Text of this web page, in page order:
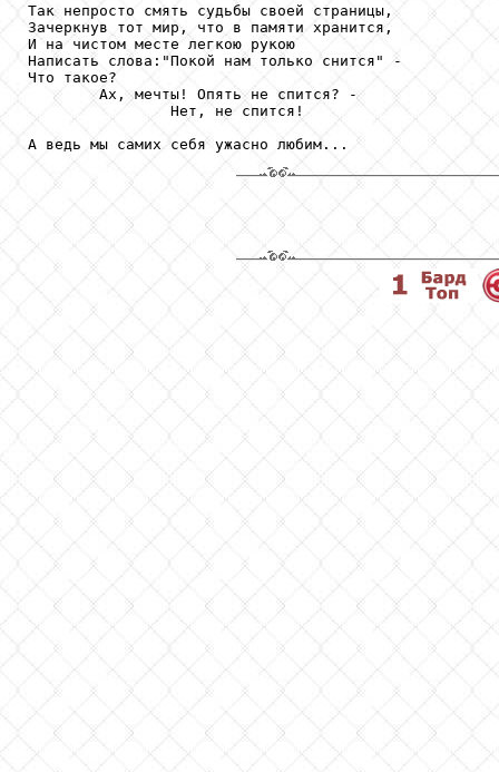
Так непросто смять судьбы своей страницы,
Зачеркнув тот мир, что в памяти хранится,
И на чистом месте легкою рукою
Написать слова:"Покой нам только снится" -
Что такое?
        Ах, мечты! Опять не спится? -
                Нет, не спится!
А ведь мы самих себя ужасно любим...